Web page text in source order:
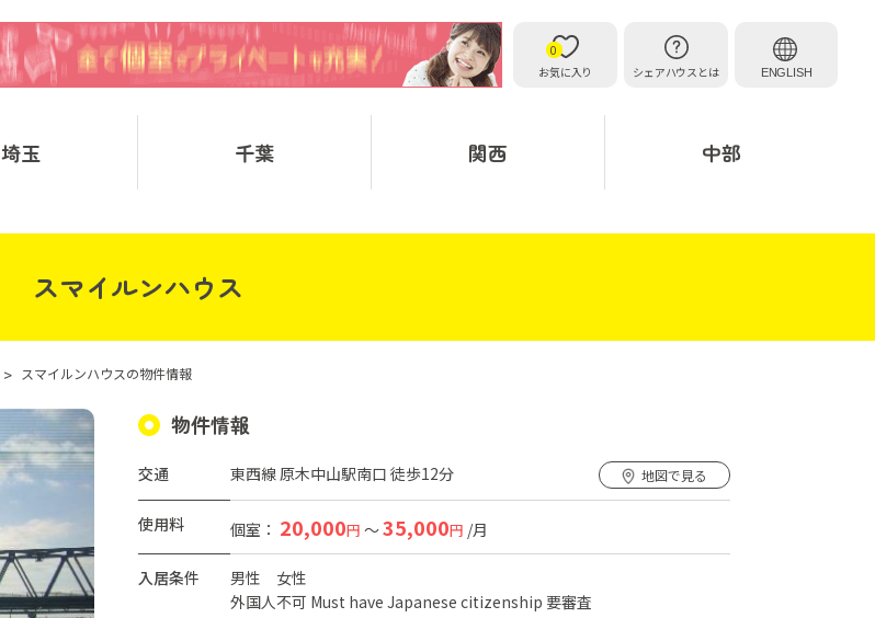
お気に入り
0
シェアハウスとは
ENGLISH
埼玉 千葉 関西 中部
スマイルンハウス
> スマイルンハウスの物件情報
物件情報
交通 東西線 原木中山駅南口 徒歩12分 地図で見る
使用料 個室： 20,000円 ～35,000円 /月
入居条件 男性
女性
外国人不可 Must have Japanese citizenship 要審査